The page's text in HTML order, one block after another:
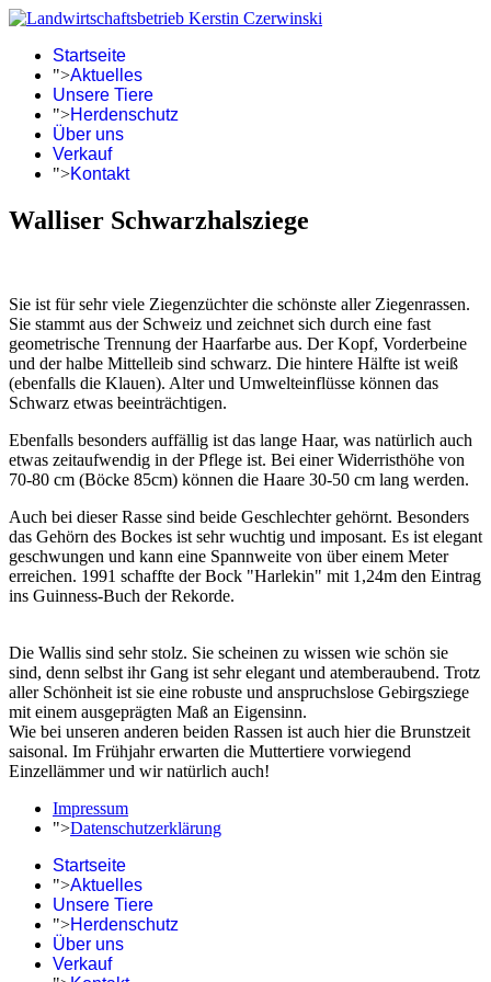
Startseite
">Aktuelles
Unsere Tiere
">Herdenschutz
Über uns
Verkauf
">Kontakt
Walliser Schwarzhalsziege
Sie ist für sehr viele Ziegenzüchter die schönste aller Ziegenrassen.
Sie stammt aus der Schweiz und zeichnet sich durch eine fast
geometrische Trennung der Haarfarbe aus. Der Kopf, Vorderbeine
und der halbe Mittelleib sind schwarz. Die hintere Hälfte ist weiß
(ebenfalls die Klauen). Alter und Umwelteinflüsse können das
Schwarz etwas beeinträchtigen.
Ebenfalls besonders auffällig ist das lange Haar, was natürlich auch
etwas zeitaufwendig in der Pflege ist. Bei einer Widerristhöhe von
70-80 cm (Böcke 85cm) können die Haare 30-50 cm lang werden.
Auch bei dieser Rasse sind beide Geschlechter gehörnt. Besonders
das Gehörn des Bockes ist sehr wuchtig und imposant. Es ist elegant
geschwungen und kann eine Spannweite von über einem Meter
erreichen. 1991 schaffte der Bock "Harlekin" mit 1,24m den Eintrag
ins Guinness-Buch der Rekorde.
Die Wallis sind sehr stolz. Sie scheinen zu wissen wie schön sie
sind, denn selbst ihr Gang ist sehr elegant und atemberaubend. Trotz
aller Schönheit ist sie eine robuste und anspruchslose Gebirgsziege
mit einem ausgeprägten Maß an Eigensinn.
Wie bei unseren anderen beiden Rassen ist auch hier die Brunstzeit
saisonal. Im Frühjahr erwarten die Muttertiere vorwiegend
Einzellämmer und wir natürlich auch!
Impressum
">Datenschutzerklärung
Startseite
">Aktuelles
Unsere Tiere
">Herdenschutz
Über uns
Verkauf